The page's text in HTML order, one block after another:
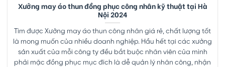
Xưởng may áo thun đồng phục công nhân kỹ thuật tại Hà
Nội 2024
Tìm được Xưởng may áo thun công nhân giá rẻ, chất lượng tốt
là mong muốn của nhiều doanh nghiệp. Hầu hết tại các xưởng
sản xuất của mỗi công ty đều bắt buộc nhân viên của mình
phải mặc đồng phục mục đích là dễ quản lý nhân công, nhận